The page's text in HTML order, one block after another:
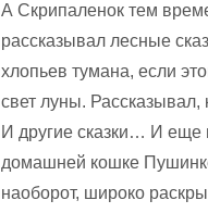
А Скрипаленок тем
рассказывал лесные
хлопьев тумана, если
свет луны. Рассказывал,
И другие сказки… И еще
домашней кошке
наоборот, широко